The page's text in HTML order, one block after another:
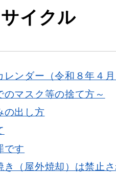
イクル
ンダー（令和８年４
マスク等の捨て方～
の出し方
です
き（屋外焼却）は禁止